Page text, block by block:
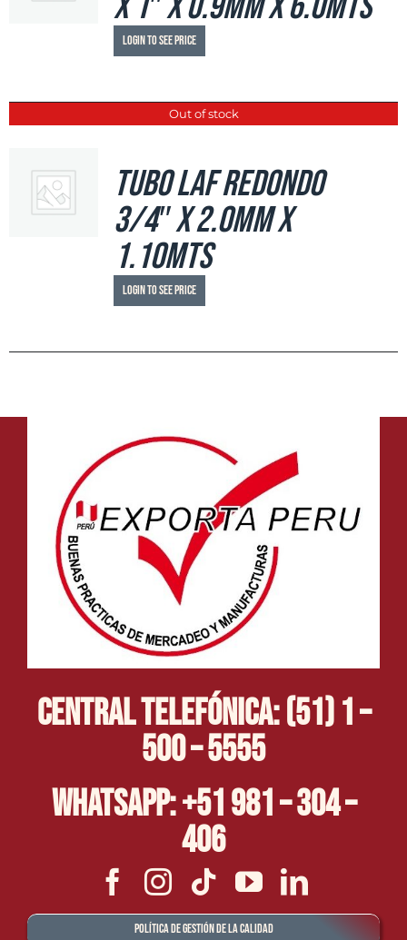
Login to see price
Out of stock
Tubo LAF Redondo
3/4″ x 2.0mm x
1.10mts
Login to see price
Central Telefónica: (51) 1 –
500 – 5555
Whatsapp: +51 981 – 304 –
406
Política de Gestión de la Calidad